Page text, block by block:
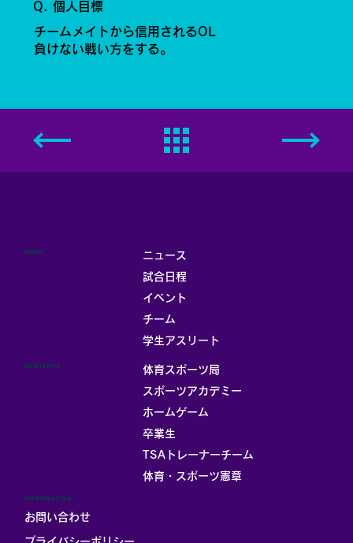
チームメイトから信用されるOL
負けない戦い方をする。
Q. 個人目標
ニュース
試合日程
イベント
チーム
学生アスリート
MENU
体育スポーツ局
スポーツアカデミー
ホームゲーム
卒業生
TSAトレーナーチーム
体育・スポーツ憲章
CONTENTS
INFORMATION
お問い合わせ